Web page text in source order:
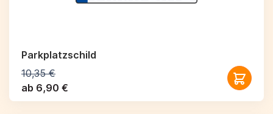
Parkplatzschild
10,35 €
ab 6,90 €